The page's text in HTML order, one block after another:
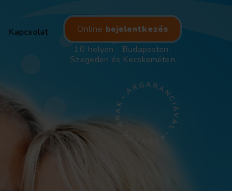
Kapcsolat Online bejelentkezés
10 helyen - Budapesten,
Szegeden és Kecskeméten